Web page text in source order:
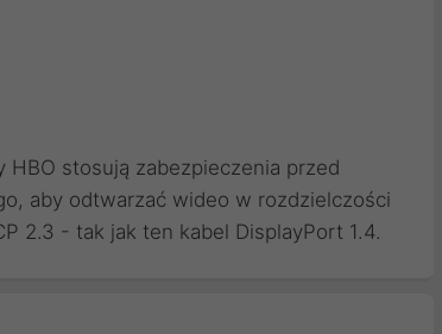
stosują zabezpieczenia przed
aby odtwarzać wideo w rozdzielczości
2.3 - tak jak ten kabel DisplayPort 1.4.